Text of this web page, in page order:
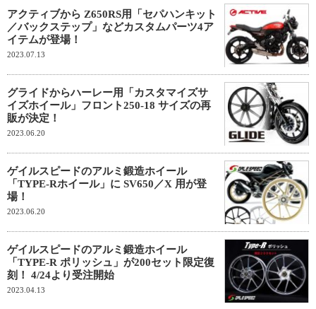
アクティブから Z650RS用「セパハンキット
／バックステップ」などカスタムパーツ4ア
イテムが登場！
2023.07.13
グライドからハーレー用「カスタマイズサ
イズホイール」フロント250-18 サイズの再
販が決定！
2023.06.20
ゲイルスピードのアルミ鍛造ホイール
「TYPE-Rホイール」に SV650／X 用が登
場！
2023.06.20
ゲイルスピードのアルミ鍛造ホイール
「TYPE-R ポリッシュ」が200セット限定復
刻！ 4/24より受注開始
2023.04.13